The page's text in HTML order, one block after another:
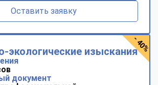
Оставить заявку
экологические изыскания
документ
- 40%